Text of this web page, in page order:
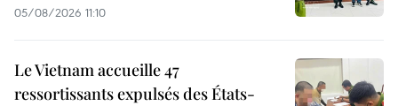
05/08/2026 11:10
Le Vietnam accueille 47
ressortissants expulsés des États-